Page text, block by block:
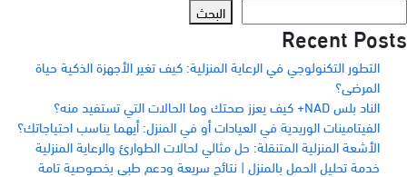
البحث
Recent Posts
التطور التكنولوجي في الرعاية المنزلية: كيف تغير الأجهزة الذكية حياة
المرضى؟
الناد بلس NAD+ كيف يعزز صحتك وما الحالات التي تستفيد منه؟
الفيتامينات الوريدية في العيادات أو في المنزل: أيهما يناسب احتياجاتك؟
الأشعة المنزلية المتنقلة: حل مثالي لحالات الطوارئ والرعاية المنزلية
خدمة تحليل الحمل بالمنزل | نتائج سريعة ودعم طبي بخصوصية تامة